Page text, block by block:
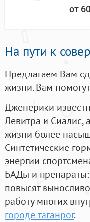
от
На пути к
Предлагаем Вам
жизни. Вам
Дженерики
Левитра и Сиалис,
жизни более
Синтетические
энергии
БАДы и препараты:
повысят
работу многих
городе таганрог.